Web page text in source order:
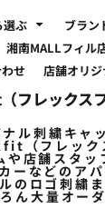
選ぶ ブラン
湘南MALLフィル
せ
店舗オリ
レックス
ル刺繍キャ
フレック
店舗スタッ
ーなどのア
のロゴ刺繍
ん大量オー